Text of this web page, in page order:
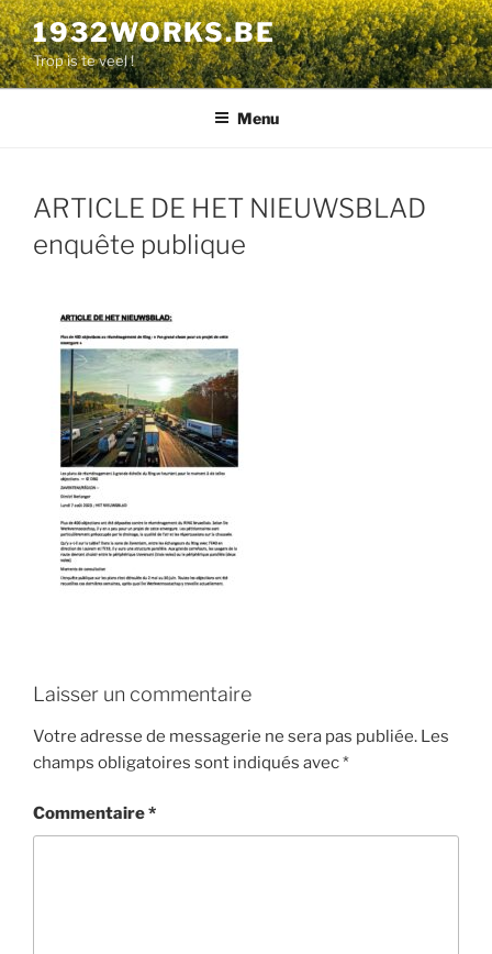
Aller
au
contenu
principal
1932WORKS.BE
Trop is te veel !
Menu
ARTICLE DE HET NIEUWSBLAD
enquête publique
Laisser un commentaire
Votre adresse de messagerie ne sera pas publiée. Les
champs obligatoires sont indiqués avec*
Commentaire*